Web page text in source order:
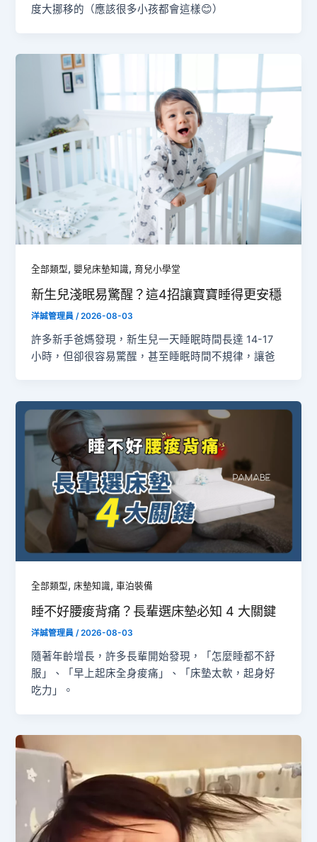
度大挪移的（應該很多小孩都會這樣😊）
全部類型,嬰兒床墊知識,育兒小學堂
新生兒淺眠易驚醒？這4招讓寶寶睡得更安穩
洋誠管理員 /2026-08-03
許多新手爸媽發現，新生兒一天睡眠時間長達 14-17
小時，但卻很容易驚醒，甚至睡眠時間不規律，讓爸
全部類型, 床墊知識,車泊裝備
睡不好腰痠背痛？長輩選床墊必知 4 大關鍵
洋誠管理員/2026-08-03
隨著年齡增長，許多長輩開始發現，「怎麼睡都不舒
服」、「早上起床全身痠痛」、「床墊太軟，起身好
吃力」。